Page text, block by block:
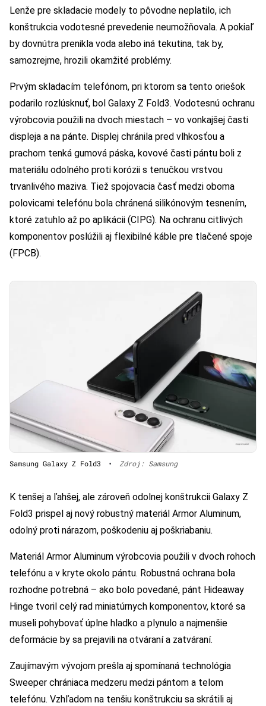
Lenže pre skladacie modely to pôvodne neplatilo, ich
konštrukcia vodotesné prevedenie neumožňovala. A pokiaľ
by dovnútra prenikla voda alebo iná tekutina, tak by,
samozrejme, hrozili okamžité problémy.
Prvým skladacím telefónom, pri ktorom sa tento oriešok
podarilo rozlúsknuť, bol Galaxy Z Fold3. Vodotesnú ochranu
výrobcovia použili na dvoch miestach – vo vonkajšej časti
displeja a na pánte. Displej chránila pred vlhkosťou a
prachom tenká gumová páska, kovové časti pántu boli z
materiálu odolného proti korózii s tenučkou vrstvou
trvanlivého maziva. Tiež spojovacia časť medzi oboma
polovicami telefónu bola chránená silikónovým tesnením,
ktoré zatuhlo až po aplikácii (CIPG). Na ochranu citlivých
komponentov poslúžili aj flexibilné káble pre tlačené spoje
(FPCB).
Samsung Galaxy Z Fold3 • Zdroj: Samsung
K tenšej a ľahšej, ale zároveň odolnej konštrukcii Galaxy Z
Fold3 prispel aj nový robustný materiál Armor Aluminum,
odolný proti nárazom, poškodeniu aj poškriabaniu.
Materiál Armor Aluminum výrobcovia použili v dvoch rohoch
telefónu a v kryte okolo pántu. Robustná ochrana bola
rozhodne potrebná – ako bolo povedané, pánt Hideaway
Hinge tvoril celý rad miniatúrnych komponentov, ktoré sa
museli pohybovať úplne hladko a plynulo a najmenšie
deformácie by sa prejavili na otváraní a zatváraní.
Zaujímavým vývojom prešla aj spomínaná technológia
Sweeper chrániaca medzeru medzi pántom a telom
telefónu. Vzhľadom na tenšiu konštrukciu sa skrátili aj